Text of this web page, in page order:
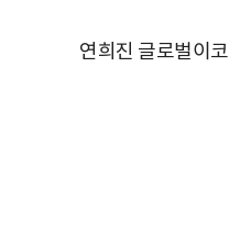
연희진 글로벌이